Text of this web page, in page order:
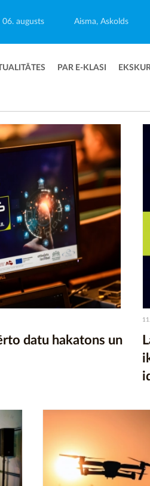
augusts Aisma, Askolds
PAR E-KLASI
datu hakatons un